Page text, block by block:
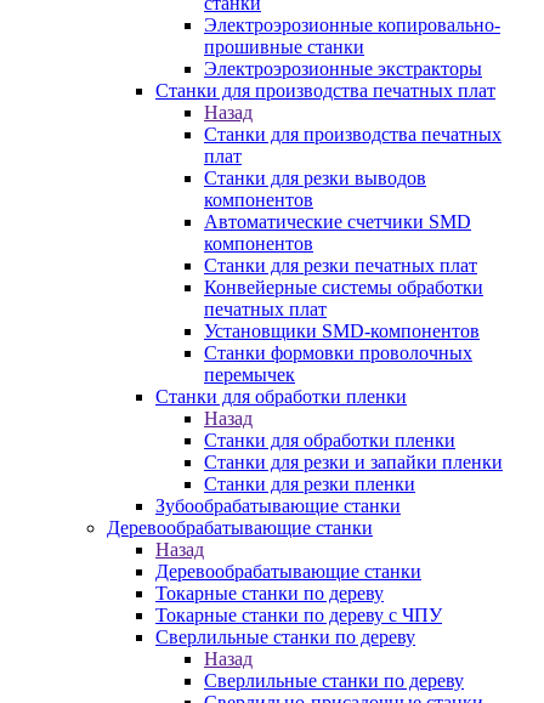
Электроэрозионные копировально-
прошивные станки
Электроэрозионные экстракторы
Станки для производства печатных плат
Назад
Станки для производства печатных
плат
Станки для резки выводов
компонентов
Автоматические счетчики SMD
компонентов
Станки для резки печатных плат
Конвейерные системы обработки
печатных плат
Установщики SMD-компонентов
Станки формовки проволочных
перемычек
Станки для обработки пленки
Назад
Станки для обработки пленки
Станки для резки и запайки пленки
Станки для резки пленки
Зубообрабатывающие станки
Деревообрабатывающие станки
Назад
Деревообрабатывающие станки
Токарные станки по дереву
Токарные станки по дереву с ЧПУ
Сверлильные станки по дереву
Назад
Сверлильные станки по дереву